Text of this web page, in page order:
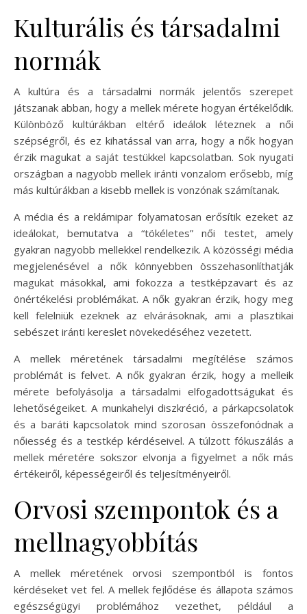
Kulturális és társadalmi
normák
A kultúra és a társadalmi normák jelentős szerepet
játszanak abban, hogy a mellek mérete hogyan értékelődik.
Különböző kultúrákban eltérő ideálok léteznek a női
szépségről, és ez kihatással van arra, hogy a nők hogyan
érzik magukat a saját testükkel kapcsolatban. Sok nyugati
országban a nagyobb mellek iránti vonzalom erősebb, míg
más kultúrákban a kisebb mellek is vonzónak számítanak.
A média és a reklámipar folyamatosan erősítik ezeket az
ideálokat, bemutatva a “tökéletes” női testet, amely
gyakran nagyobb mellekkel rendelkezik. A közösségi média
megjelenésével a nők könnyebben összehasonlíthatják
magukat másokkal, ami fokozza a testképzavart és az
önértékelési problémákat. A nők gyakran érzik, hogy meg
kell felelniük ezeknek az elvárásoknak, ami a plasztikai
sebészet iránti kereslet növekedéséhez vezetett.
A mellek méretének társadalmi megítélése számos
problémát is felvet. A nők gyakran érzik, hogy a melleik
mérete befolyásolja a társadalmi elfogadottságukat és
lehetőségeiket. A munkahelyi diszkréció, a párkapcsolatok
és a baráti kapcsolatok mind szorosan összefonódnak a
nőiesség és a testkép kérdéseivel. A túlzott fókuszálás a
mellek méretére sokszor elvonja a figyelmet a nők más
értékeiről, képességeiről és teljesítményeiről.
Orvosi szempontok és a
mellnagyobbítás
A mellek méretének orvosi szempontból is fontos
kérdéseket vet fel. A mellek fejlődése és állapota számos
egészségügyi problémához vezethet, például a